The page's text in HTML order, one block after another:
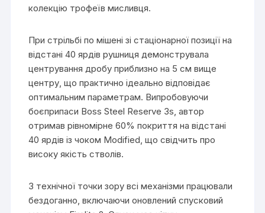
колекцію трофеїв мисливця.
При стрільбі по мішені зі стаціонарної позиції на
відстані 40 ярдів рушниця демонструвала
центрування дробу приблизно на 5 см вище
центру, що практично ідеально відповідає
оптимальним параметрам. Випробовуючи
боєприпаси Boss Steel Reserve 3s, автор
отримав рівномірне 60% покриття на відстані
40 ярдів із чоком Modified, що свідчить про
високу якість стволів.
З технічної точки зору всі механізми працювали
бездоганно, включаючи оновлений спусковий